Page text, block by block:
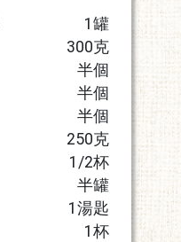
1罐
300克
半個
半個
半個
250克
1/2杯
半罐
1湯匙
1杯